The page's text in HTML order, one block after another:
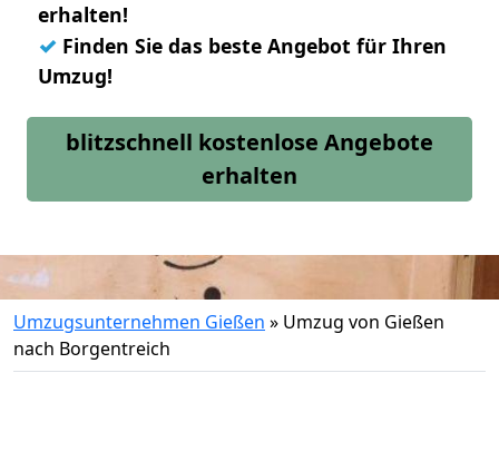
erhalten!
✓ Finden Sie das beste Angebot für Ihren
Umzug!
blitzschnell kostenlose Angebote
erhalten
Umzugsunternehmen Gießen » Umzug von Gießen
nach Borgentreich